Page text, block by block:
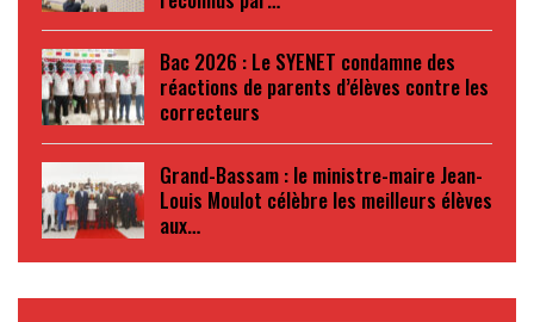
Bac 2026 : Le SYENET condamne des
réactions de parents d’élèves contre les
correcteurs
Grand-Bassam : le ministre-maire Jean-
Louis Moulot célèbre les meilleurs élèves
aux…